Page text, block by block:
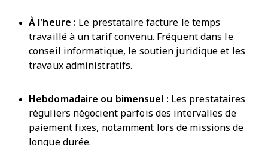
À l'heure : Le prestataire facture le temps
travaillé à un tarif convenu. Fréquent dans le
conseil informatique, le soutien juridique et les
travaux administratifs.
Hebdomadaire ou bimensuel : Les prestataires
réguliers négocient parfois des intervalles de
paiement fixes, notamment lors de missions de
longue durée.